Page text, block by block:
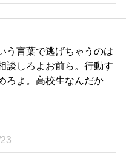
う言葉で逃げちゃうのは
談しろよお前ら。行動す
ろよ。高校生なんだか